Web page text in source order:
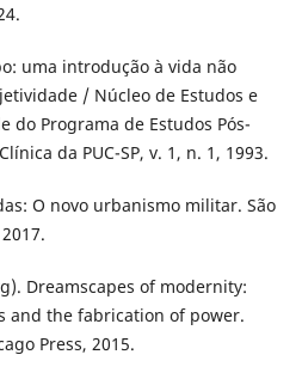
uma introdução à vida não
/ Núcleo de Estudos e
do Programa de Estudos Pós-
da PUC-SP, v. 1, n. 1, 1993.
O novo urbanismo militar. São
Dreamscapes of modernity:
and the fabrication of power.
Press, 2015.